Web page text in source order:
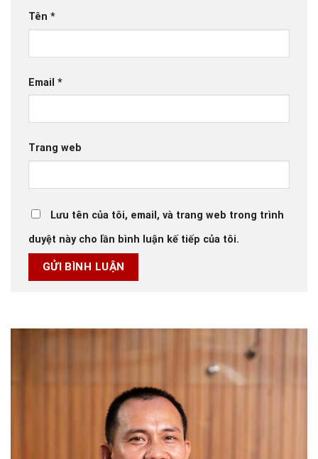
Tên *
Email *
Trang web
Lưu tên của tôi, email, và trang web trong trình
duyệt này cho lần bình luận kế tiếp của tôi.